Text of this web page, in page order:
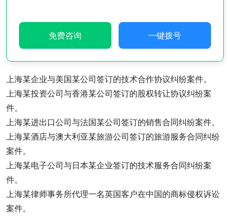
免费咨询 一键拨号
上海某企业与美国某公司签订的技术合作协议纠纷案件。
上海某投资公司与香港某公司签订的股权转让协议纠纷案
件。
上海某进出口公司与法国某公司签订的销售合同纠纷案件。
上海某酒店与澳大利亚某旅游公司签订的旅游服务合同纠纷
案件。
上海某电子公司与日本某企业签订的技术服务合同纠纷案
件。
上海某律师事务所代理一名英国客户在中国的商标侵权诉讼
案件。